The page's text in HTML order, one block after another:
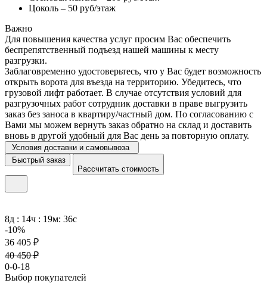
Цоколь – 50 руб/этаж
Важно
Для повышения качества услуг просим Вас обеспечить
беспрепятственный подъезд нашей машины к месту
разгрузки.
Заблаговременно удостоверьтесь, что у Вас будет возможность
открыть ворота для въезда на территорию. Убедитесь, что
грузовой лифт работает. В случае отсутствия условий для
разгрузочных работ сотрудник доставки в праве выгрузить
заказ без заноса в квартиру/частный дом. По согласованию с
Вами мы можем вернуть заказ обратно на склад и доставить
вновь в другой удобный для Вас день за повторную оплату.
Условия доставки и самовывоза
Быстрый заказ
Рассчитать стоимость
8д : 14ч : 19м: 36с
-10%
36 405 ₽
40 450 ₽
0-0-18
Выбор покупателей